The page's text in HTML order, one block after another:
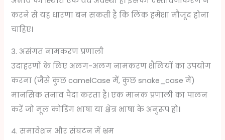
करने से यह धारणा बन सकती है कि लिंक हमेशा मौजूद होना
चाहिए।
3. असंगत नामकरण प्रणाली
उदाहरणों के लिए अलग-अलग नामकरण शैलियों का उपयोग
करना (जैसे कुछ camelCase में, कुछ snake_case में)
मानसिक तनाव पैदा करता है। एक मानक प्रणाली का पालन
करें जो मूल कोडिंग भाषा या क्षेत्र भाषा के अनुरूप हो।
4. समावेशन और संघटन में भ्रम